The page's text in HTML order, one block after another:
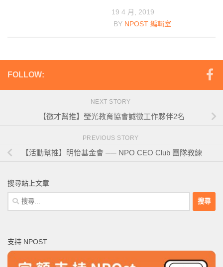
19 4 月, 2019
BY NPOST 編輯室
FOLLOW:
NEXT STORY
【徵才幫推】瑩光教育協會誠徵工作夥伴2名
PREVIOUS STORY
【活動幫推】明怡基金會 ── NPO CEO Club 團隊教練
搜尋站上文章
搜
尋
字:
支持 NPOST